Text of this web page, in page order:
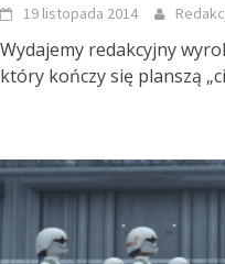
19 listopada 2014
Wydajemy redakcyjny
który kończy się planszą